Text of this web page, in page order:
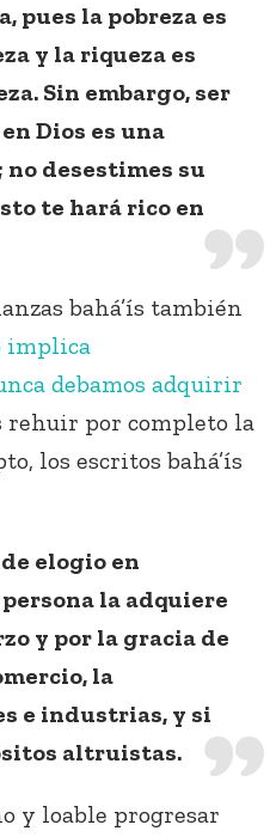
pues la pobreza es
y la riqueza es
Sin embargo, ser
Dios es una
desestimes su
te hará rico en
bahá’ís también
implica
debamos adquirir
rehuir por completo la
los escritos bahá’ís
elogio en
la adquiere
y por la gracia de
la
e industrias, y si
altruistas.
y loable progresar